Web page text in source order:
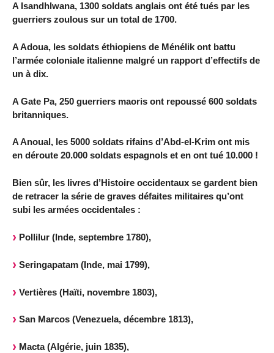
A Isandhlwana, 1300 soldats anglais ont été tués par les
guerriers zoulous sur un total de 1700.
A Adoua, les soldats éthiopiens de Ménélik ont battu
l’armée coloniale italienne malgré un rapport d’effectifs de
un à dix.
A Gate Pa, 250 guerriers maoris ont repoussé 600 soldats
britanniques.
A Anoual, les 5000 soldats rifains d’Abd-el-Krim ont mis
en déroute 20.000 soldats espagnols et en ont tué 10.000 !
Bien sûr, les livres d’Histoire occidentaux se gardent bien
de retracer la série de graves défaites militaires qu’ont
subi les armées occidentales :
Pollilur (Inde, septembre 1780),
Seringapatam (Inde, mai 1799),
Vertières (Haïti, novembre 1803),
San Marcos (Venezuela, décembre 1813),
Macta (Algérie, juin 1835),